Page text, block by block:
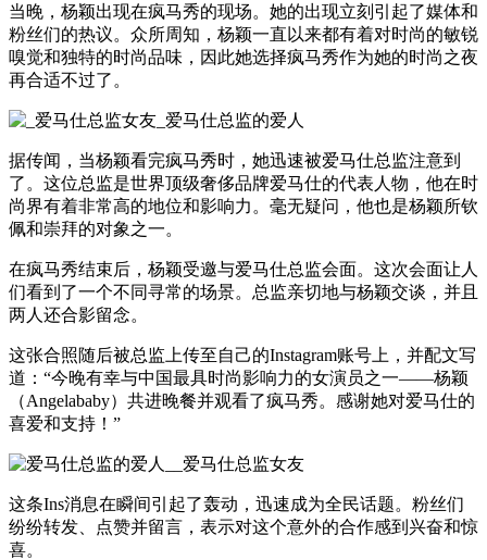
当晚，杨颖出现在疯马秀的现场。她的出现立刻引起了媒体和
粉丝们的热议。众所周知，杨颖一直以来都有着对时尚的敏锐
嗅觉和独特的时尚品味，因此她选择疯马秀作为她的时尚之夜
再合适不过了。
据传闻，当杨颖看完疯马秀时，她迅速被爱马仕总监注意到
了。这位总监是世界顶级奢侈品牌爱马仕的代表人物，他在时
尚界有着非常高的地位和影响力。毫无疑问，他也是杨颖所钦
佩和崇拜的对象之一。
在疯马秀结束后，杨颖受邀与爱马仕总监会面。这次会面让人
们看到了一个不同寻常的场景。总监亲切地与杨颖交谈，并且
两人还合影留念。
这张合照随后被总监上传至自己的Instagram账号上，并配文写
道：“今晚有幸与中国最具时尚影响力的女演员之一——杨颖
（Angelababy）共进晚餐并观看了疯马秀。感谢她对爱马仕的
喜爱和支持！”
这条Ins消息在瞬间引起了轰动，迅速成为全民话题。粉丝们
纷纷转发、点赞并留言，表示对这个意外的合作感到兴奋和惊
喜。